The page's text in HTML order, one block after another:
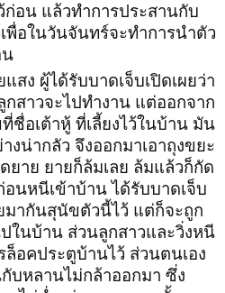
ก่อน แล้วทำการประสานกับ
พื่อในวันจันทร์จะทำการนำตัว
น
สง ผู้ได้รับบาดเจ็บเปิดเผยว่า
กสาวจะไปทำงาน แต่ออกจาก
ชื่อเต้าหู้ ที่เลี้ยงไว้ในบ้าน มัน
งน่ากลัว จึงออกมาเอาถุงขยะ
ยาย ยายก็ล้มเลย ล้มแล้วก็กัด
อนหนีเข้าบ้าน ได้รับบาดเจ็บ
ากันสุนัขตัวนี้ไว้ แต่ก็จะถูก
ในบ้าน ส่วนลูกสาวและวิ่งหนี
อคประตูบ้านไว้ ส่วนตนเอง
บหลานไม่กล้าออกมา ซึ่ง